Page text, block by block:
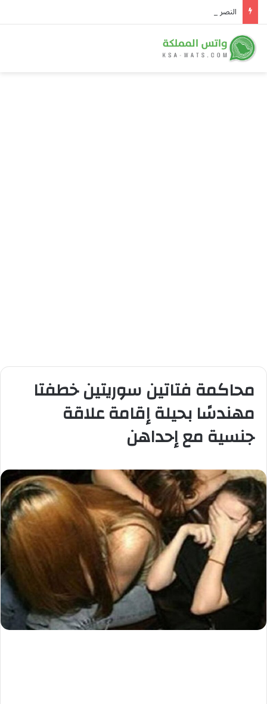
النصر يُعلن رسمياً التعاقد مع لاعب الوسط البرتغالي سامو كوستا
محاكمة فتاتين سوريتين خطفتا
مهندسًا بحيلة إقامة علاقة
جنسية مع إحداهن